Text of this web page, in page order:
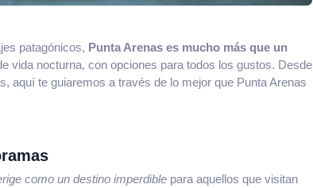
patagónicos, Punta Arenas es mucho más que un
vida nocturna, con opciones para todos los gustos. Desde
aquí te guiaremos a través de lo mejor que Punta Arenas
como un destino imperdiblepara aquellos que visitan